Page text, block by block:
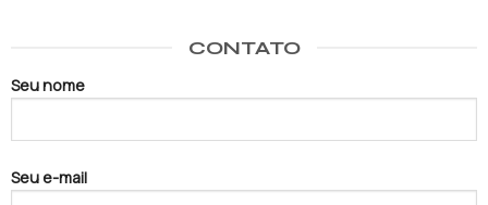
CONTATO
Seu nome
Seu e-mail